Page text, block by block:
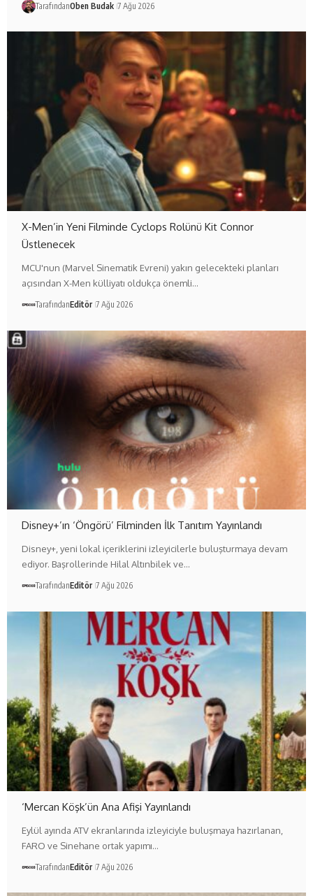
TarafındanOben Budak 7 Ağu 2026
X-Men’in Yeni Filminde Cyclops Rolünü Kit Connor
Üstlenecek
MCU'nun (Marvel Sinematik Evreni) yakın gelecekteki planları
açısından X-Men külliyatı oldukça önemli…
TarafındanEditör 7 Ağu 2026
Disney+’ın ‘Öngörü’ Filminden İlk Tanıtım Yayınlandı
Disney+, yeni lokal içeriklerini izleyicilerle buluşturmaya devam
ediyor. Başrollerinde Hilal Altınbilek ve…
TarafındanEditör 7 Ağu 2026
‘Mercan Köşk’ün Ana Afişi Yayınlandı
Eylül ayında ATV ekranlarında izleyiciyle buluşmaya hazırlanan,
FARO ve Sinehane ortak yapımı…
TarafındanEditör 7 Ağu 2026